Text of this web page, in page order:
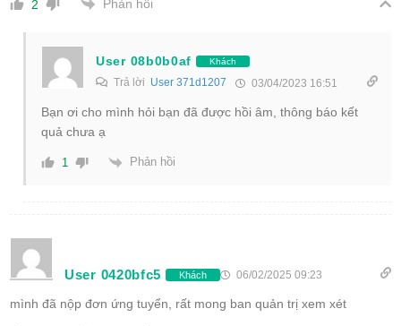
2 Phản hồi
User 08b0b0af Khách
Trả lời User 371d1207 03/04/2023 16:51
Bạn ơi cho mình hỏi bạn đã được hồi âm, thông báo kết
quả chưa ạ
1 Phản hồi
User 0420bfc5 Khách 06/02/2025 09:23
mình đã nộp đơn ứng tuyển, rất mong ban quản trị xem xét